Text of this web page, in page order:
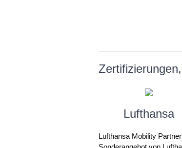
Lufthansa
Lufthansa Mobility